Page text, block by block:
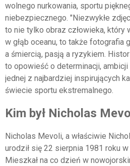
wolnego nurkowania, sportu
niebezpiecznego. "Niezwykłe
to nie tylko obraz człowieka, który
w głąb oceanu, to także fotografia
a śmiercią, pasją a ryzykiem.
to opowieść o determinacji,
jednej z najbardziej inspirujących
świecie sportu ekstremalnego.
Kim był Nicholas
Nicholas Mevoli, a właściwie
urodził się 22 sierpnia 1981 roku
Mieszkał na co dzień w